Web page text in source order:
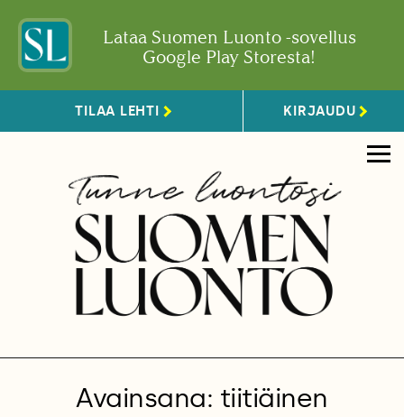
Lataa Suomen Luonto -sovellus
Google Play Storesta!
TILAA LEHTI KIRJAUDU
Avainsana: tiitiäinen